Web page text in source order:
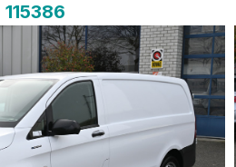
115386